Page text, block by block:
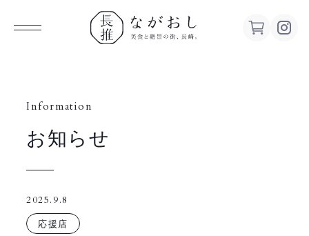
し 美食
と絶景の
Information
お知らせ
2025.9.8
応援店